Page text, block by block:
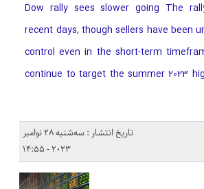
Dow rally sees slower going ​The
recent days, though sellers have been
control even in the short-term
continue to target the summer 2023
تاریخ انتشار : سه‌شنبه 28 نوامبر
2023 - 14:55